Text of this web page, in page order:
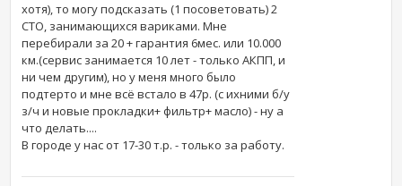
хотя), то могу подсказать (1 посоветовать) 2
СТО, занимающихся вариками. Мне
перебирали за 20 + гарантия 6мес. или 10.000
км.(сервис занимается 10 лет - только АКПП, и
ни чем другим), но у меня много было
подтерто и мне всё встало в 47р. (с ихними б/у
з/ч и новые прокладки+ фильтр+ масло) - ну а
что делать....
В городе у нас от 17-30 т.р. - только за работу.